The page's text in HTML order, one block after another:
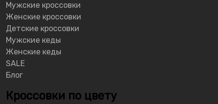
Мужские кроссовки
Женские кроссовки
Детские кроссовки
Мужские кеды
Женские кеды
SALE
Блог
Кроссовки по цвету